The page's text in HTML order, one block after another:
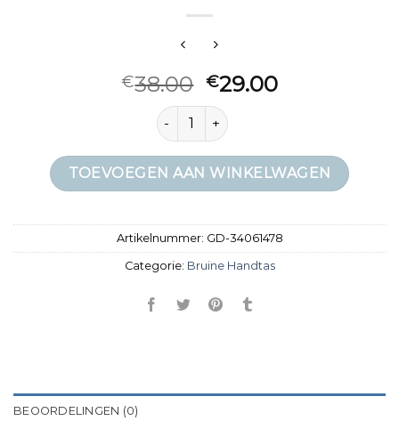
€38.00 €29.00
bruine handtas aantal
TOEVOEGEN AAN WINKELWAGEN
Artikelnummer: GD-34061478
Categorie: Bruine Handtas
BEOORDELINGEN (0)